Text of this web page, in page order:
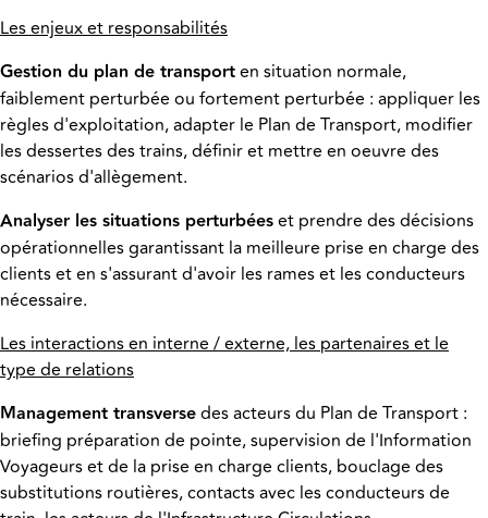
Les enjeux et responsabilités
Gestion du plan de transporten situation normale,
faiblement perturbée ou fortement perturbée : appliquer les
règles d'exploitation, adapter le Plan de Transport, modifier
les dessertes des trains, définir et mettre en oeuvre des
scénarios d'allègement.
Analyser les situations perturbéeset prendre des décisions
opérationnelles garantissant la meilleure prise en charge des
clients et en s'assurant d'avoir les rames et les conducteurs
nécessaire.
Les interactions en interne / externe, les partenaires et le
type de relations
Management transversedes acteurs du Plan de Transport :
briefing préparation de pointe, supervision de l'Information
Voyageurs et de la prise en charge clients, bouclage des
substitutions routières, contacts avec les conducteurs de